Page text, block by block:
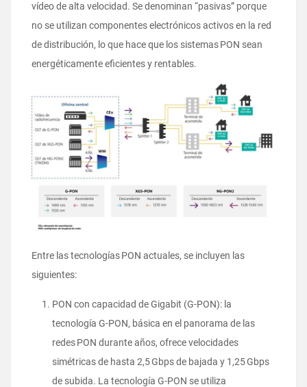
vídeo de alta velocidad. Se denominan “pasivas” porque
no se utilizan componentes electrónicos activos en la red
de distribución, lo que hace que los sistemas PON sean
energéticamente eficientes y rentables.
Entre las tecnologías PON actuales, se incluyen las
siguientes:
PON con capacidad de Gigabit (G-PON): la
tecnología G-PON, básica en el panorama de las
redes PON durante años, ofrece velocidades
simétricas de hasta 2,5 Gbps de bajada y 1,25 Gbps
de subida. La tecnología G-PON se utiliza